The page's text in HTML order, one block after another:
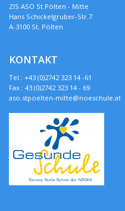
ZIS ASO St.Pölten - Mitte
Hans Schickelgruber-Str.7
A-3100 St. Pölten
KONTAKT
Tel.: +43 (0)2742 323 14 -61
Fax.: 43 (0)2742 323 14 - 69
aso.stpoelten-mitte@noeschule.at